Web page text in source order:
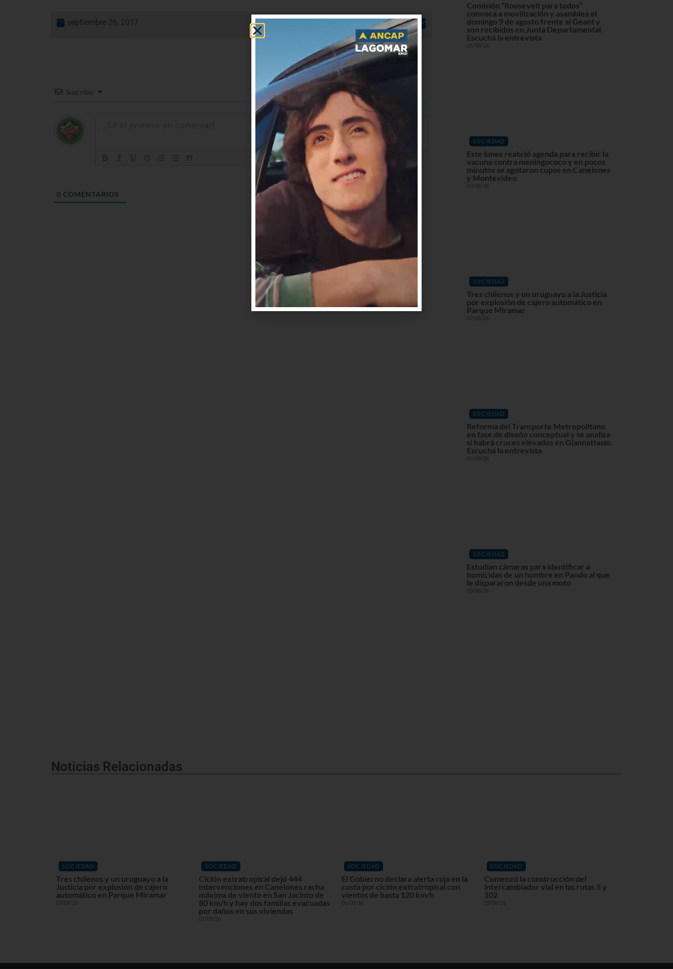
septiembre 26, 2017
Suscribir
0 COMENTARIOS
Comisión “Roosevelt para todos”
convoca a movilización y asamblea el
domingo 9 de agosto frente al Geant y
son recibidos en Junta Departamental.
Escuchá la entrevista
05/08/26
SOCIEDAD
Este lunes reabrió agenda para recibir la
vacuna contra meningococo y en pocos
minutos se agotaron cupos en Canelones
y Montevideo
03/08/26
SOCIEDAD
Tres chilenos y un uruguayo a la Justicia
por explosión de cajero automático en
Parque Miramar
07/08/26
SOCIEDAD
Reforma del Transporte Metropolitano
en fase de diseño conceptual y se analiza
si habrá cruces elevados en Giannattasio.
Escuchá la entrevista
05/08/26
SOCIEDAD
Estudian cámaras para identificar a
homicidas de un hombre en Pando al que
le dispararon desde una moto
03/08/26
Noticias Relacionadas
SOCIEDAD
Tres chilenos y un uruguayo a la
Justicia por explosión de cajero
automático en Parque Miramar
07/08/26
SOCIEDAD
Ciclón extratropical dejó 444
intervenciones en Canelones racha
máxima de viento en San Jacinto de
80 km/h y hay dos familias evacuadas
por daños en sus viviendas
07/08/26
SOCIEDAD
El Gobierno declara alerta roja en la
costa por ciclón extratropical con
vientos de hasta 120 km/h
06/08/26
SOCIEDAD
Comenzó la construcción del
intercambiador vial en las rutas 5 y
102
05/08/26